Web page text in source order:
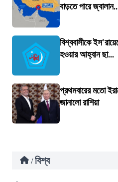
বাড়তে পারে
বিশ্ববাসীকে
হওয়ার আহ্বান ছা...
প্রথমবারের মতো
জানালো রাশিয়া
/ বিশ্ব